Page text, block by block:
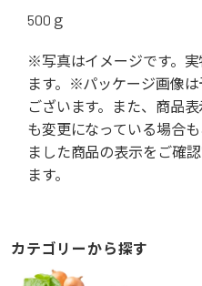
500ｇ
※写真はイメージです。
ます。※パッケージ画像
ございます。また、商品
も変更になっている場合
ました商品の表示をご確
ます。
カテゴリーから探す